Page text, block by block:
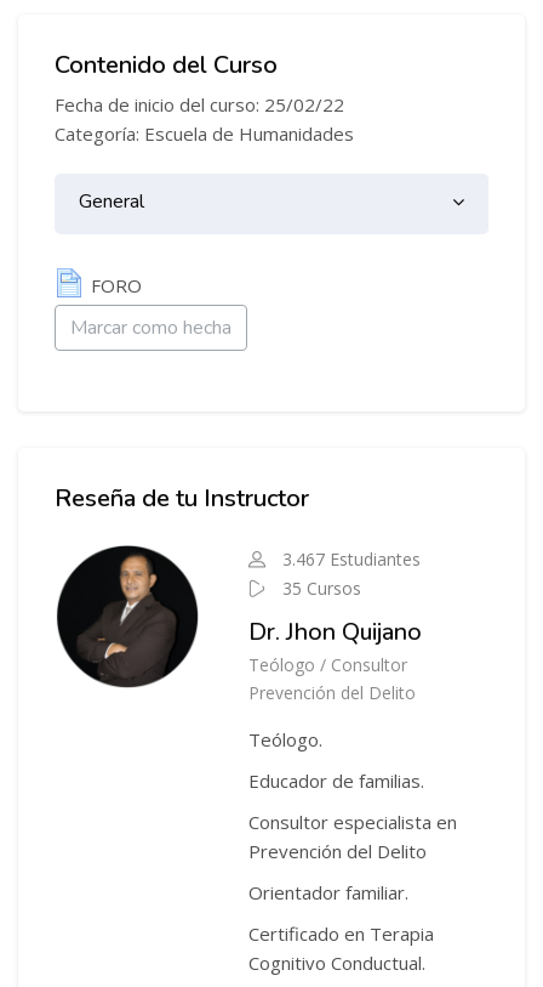
Contenido del Curso
Fecha de inicio del curso: 25/02/22
Categoría: Escuela de Humanidades
Diagrama de temas
General
FORO
Página
Marcar como hecha
Reseña de tu Instructor
3.467 Estudiantes
35 Cursos
Dr. Jhon Quijano
Teólogo / Consultor
Prevención del Delito
Teólogo.
Educador de familias.
Consultor especialista en
Prevención del Delito
Orientador familiar.
Certificado en Terapia
Cognitivo Conductual.